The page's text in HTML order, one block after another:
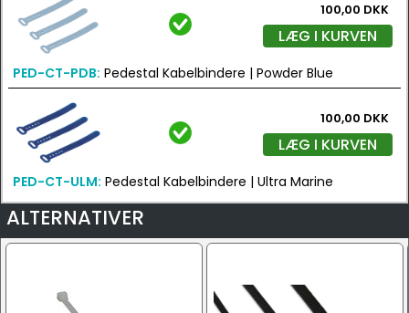
100,00 DKK
LÆG I KURVEN
PED-CT-PDB: Pedestal Kabelbindere | Powder Blue
100,00 DKK
LÆG I KURVEN
PED-CT-ULM: Pedestal Kabelbindere | Ultra Marine
ALTERNATIVER